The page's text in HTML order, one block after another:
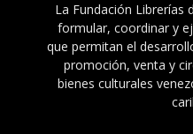
La Fundación Librerías
formular, coordinar y
que permitan el
promoción, venta y
bienes culturales